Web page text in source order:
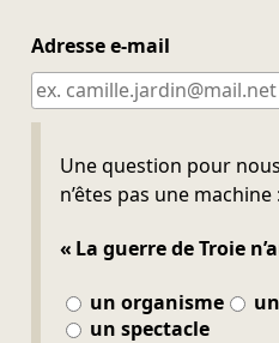
Adresse e-mail
Une question pour
n’êtes pas une machine :
« La guerre de Troie
un organisme
un spectacle
Ne pas remplir